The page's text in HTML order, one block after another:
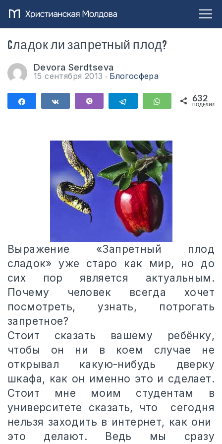
Cладок ли запретный плод?
Devora Serdtseva
15 сентября 2013 Блогосфера
ПоделитьсяПоделиться Telegram WhatsApp
632
Выражение «Запретный плод
сладок» уже старо как мир, но до
сих пор является актуальным.
Почему человек всегда хочет
посмотреть, узнать, потрогать
запретное?
Стоит сказать вашему ребёнку,
чтобы он ни в коем случае не
открывал какую-нибудь дверку
шкафа, как он именно это и сделает.
Стоит мне моим студентам в
университете сказать, что сегодня
нельзя заходить в интернет, как они
это делают. Ведь мы сразу